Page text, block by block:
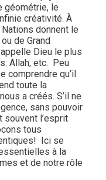
géométrie, le
créativité. À
donnent le
de Grand
Dieu le plus
Allah, etc. Peu
comprendre qu’il
toute la
a créés. S’il ne
sans pouvoir
souvent l’esprit
tous
Ici se
à la
et de notre rôle